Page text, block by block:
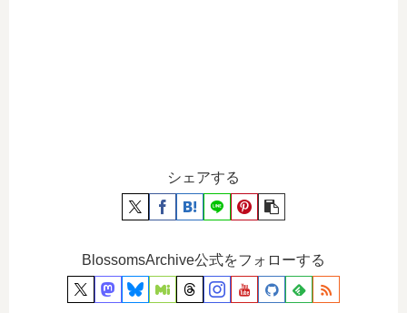
シェアする
BlossomsArchive公式をフォローする